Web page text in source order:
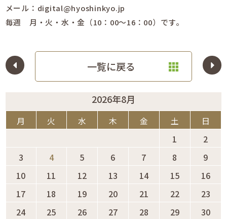
メール：digital@hyoshinkyo.jp
毎週 月・火・水・金（10：00～16：00）です。
一覧に戻る
2026年8月
月 火 水 木 金 土
日
1
2
3
4 5 6 7 8
9
10
11 12 13 14 15
16
17
18 19 20 21 22
23
24
25 26 27 28 29
30